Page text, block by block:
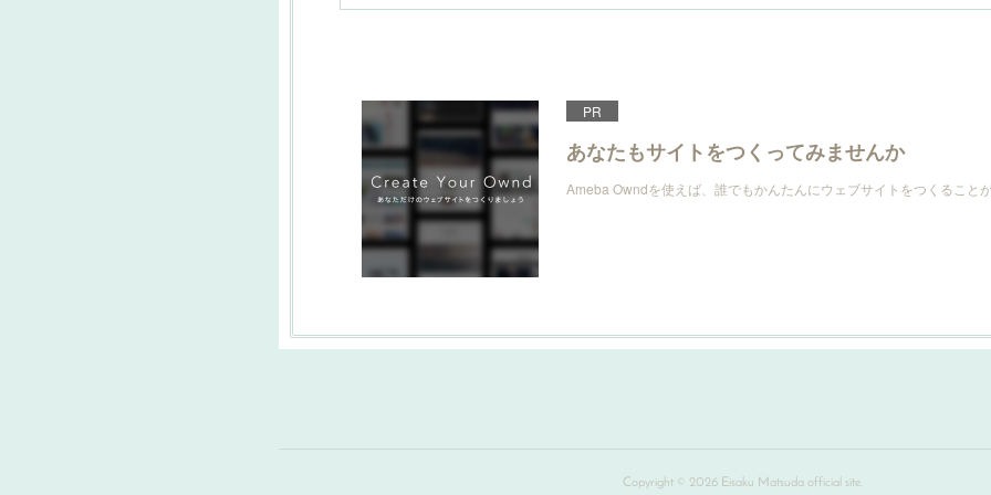
PR
あなたもサイトをつくってみませんか
Ameba Owndを使えば、誰でもかんたんにウェブサイトをつくることが
Copyright © 2026 Eisaku Matsuda official site.